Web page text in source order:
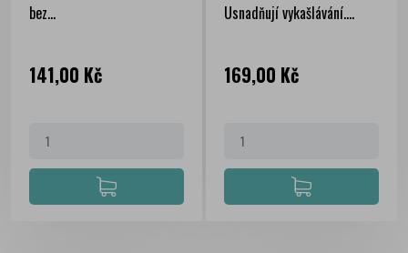
bez...
Cena
141,00 Kč
Usnadňují vykašlávání....
Cena
169,00 Kč